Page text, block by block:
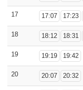
17 17:07 17:23
18 18:12 18:31
19 19:19 19:42
20 20:07 20:32